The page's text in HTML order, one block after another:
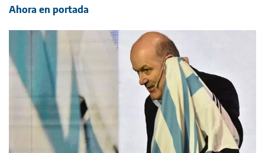
Ahora en portada